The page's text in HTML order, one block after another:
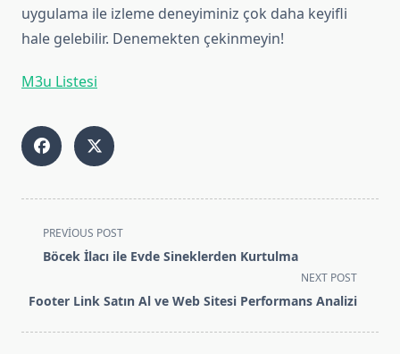
uygulama ile izleme deneyiminiz çok daha keyifli
hale gelebilir. Denemekten çekinmeyin!
M3u Listesi
<span
class="nav-
screen-
text">Page</span>
PREVIOUS POST
Böcek İlacı ile Evde Sineklerden Kurtulma
NEXT POST
Footer Link Satın Al ve Web Sitesi Performans Analizi